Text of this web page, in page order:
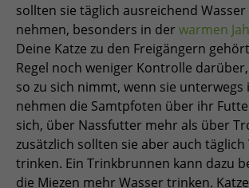
sollten sie täglich ausreichend Wasser
nehmen, besonders in der warmen
Deine Katze zu den Freigängern
Regel noch weniger Kontrolle
so zu sich nimmt, wenn sie unterwegs
nehmen die Samtpfoten über ihr
sich, über Nassfutter mehr als über
zusätzlich sollten sie aber auch täglich
trinken. Ein Trinkbrunnen kann dazu
die Miezen mehr Wasser trinken.